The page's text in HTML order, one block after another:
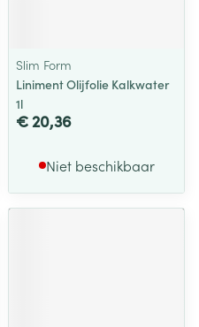
Slim Form
Liniment Olijfolie Kalkwater
1l
€ 20,36
Niet beschikbaar